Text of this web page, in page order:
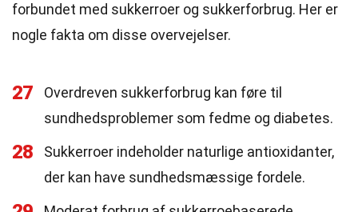
forbundet med sukkerroer og sukkerforbrug. Her er
nogle fakta om disse overvejelser.
27
Overdreven sukkerforbrug kan føre til
sundhedsproblemer som fedme og diabetes.
28
Sukkerroer indeholder naturlige antioxidanter,
der kan have sundhedsmæssige fordele.